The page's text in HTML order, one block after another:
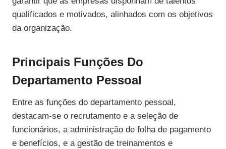
qualificados e motivados, alinhados com os objetivos
da organização.
Principais Funções Do
Departamento Pessoal
Entre as funções do departamento pessoal,
destacam-se o recrutamento e a seleção de
funcionários, a administração de folha de pagamento
e benefícios, e a gestão de treinamentos e